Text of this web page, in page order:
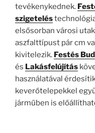
tevékenykednek.
szigetelés
elsősorban városi
aszfalttípust pár cm
kivitelezik. Festés
és Lakásfelújítás
használatával
keverőtelepekkel
járműben is